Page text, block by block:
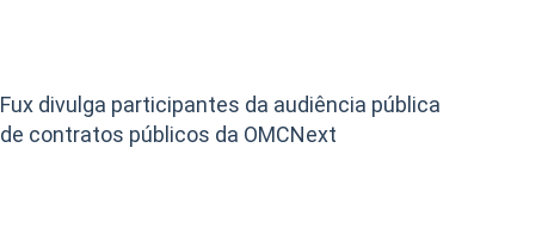
divulga participantes da audiência pública
contratos públicos da OMCNext